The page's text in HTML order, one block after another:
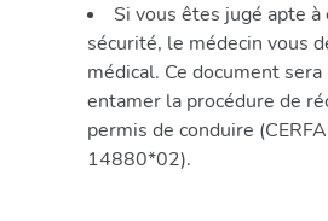
Si vous êtes jugé apte
sécurité, le médecin vous
médical. Ce document
entamer la procédure de
permis de conduire
14880*02).